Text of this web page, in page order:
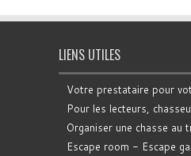
LIENS UTILES
Votre prestataire pour
Pour les lecteurs,
Organiser une chasse au
Escape room - Escape